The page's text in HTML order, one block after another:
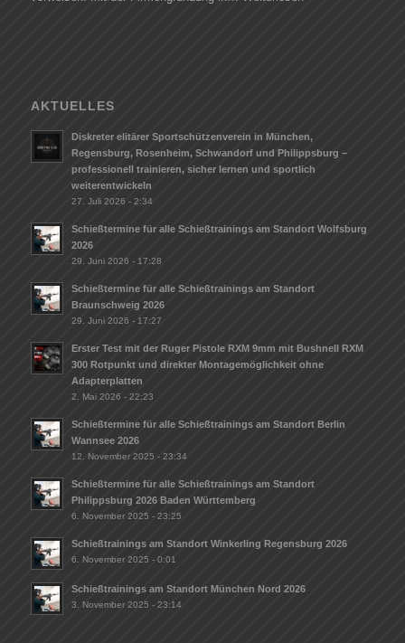
AKTUELLES
Diskreter elitärer Sportschützenverein in München,
Regensburg, Rosenheim, Schwandorf und Philippsburg –
professionell trainieren, sicher lernen und sportlich
weiterentwickeln
27. Juli 2026 - 2:34
Schießtermine für alle Schießtrainings am Standort Wolfsburg
2026
29. Juni 2026 - 17:28
Schießtermine für alle Schießtrainings am Standort
Braunschweig 2026
29. Juni 2026 - 17:27
Erster Test mit der Ruger Pistole RXM 9mm mit Bushnell RXM
300 Rotpunkt und direkter Montagemöglichkeit ohne
Adapterplatten
2. Mai 2026 - 22:23
Schießtermine für alle Schießtrainings am Standort Berlin
Wannsee 2026
12. November 2025 - 23:34
Schießtermine für alle Schießtrainings am Standort
Philippsburg 2026 Baden Württemberg
6. November 2025 - 23:25
Schießtrainings am Standort Winkerling Regensburg 2026
6. November 2025 - 0:01
Schießtrainings am Standort München Nord 2026
3. November 2025 - 23:14